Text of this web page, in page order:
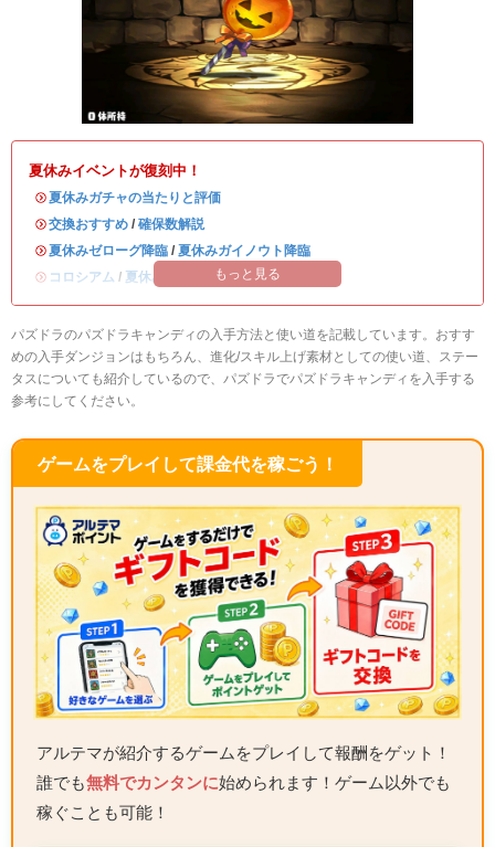
夏休みイベントが復刻中！
・夏休みガチャの当たりと評価
・交換おすすめ / 確保数解説
・夏休みゼローグ降臨 / 夏休みガイノウト降臨
・ コロシアム / 夏休みワンタッチもっと見る
パズドラのパズドラキャンディの入手方法と使い道を記載しています。おすす
めの入手ダンジョンはもちろん、進化/スキル上げ素材としての使い道、ステー
タスについても紹介しているので、パズドラでパズドラキャンディを入手する
参考にしてください。
ゲームをプレイして課金代を稼ごう！
アルテマが紹介するゲームをプレイして報酬をゲット！
誰でも無料でカンタンに始められます！ゲーム以外でも
稼ぐことも可能！